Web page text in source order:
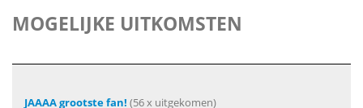
MOGELIJKE UITKOMSTEN
JAAAA grootste fan! (56 x uitgekomen)